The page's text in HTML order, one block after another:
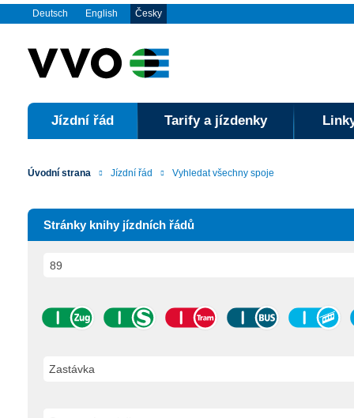
Deutsch English Česky
Jízdní řád Tarify a jízdenky
Úvodní strana Jízdní řád Vyhledat všechny spoje
Stránky knihy jízdních řádů
Zastávka